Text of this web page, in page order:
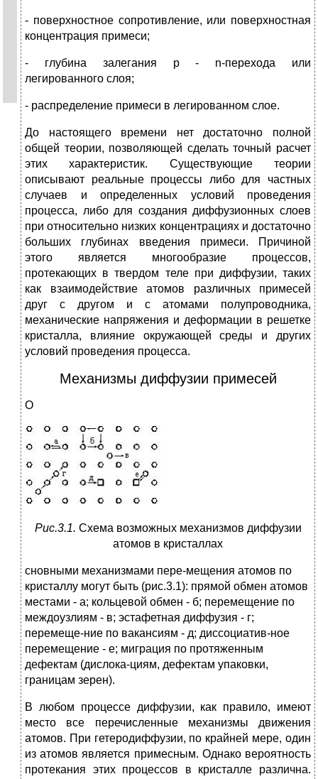
- поверхностное сопротивление, или поверхностная
концентрация примеси;
- глубина залегания p - n-перехода или
легированного слоя;
- распределение примеси в легированном слое.
До настоящего времени нет достаточно полной
общей теории, позволяющей сделать точный расчет
этих характеристик. Существующие теории
описывают реальные процессы либо для частных
случаев и определенных условий проведения
процесса, либо для создания диффузионных слоев
при относительно низких концентрациях и достаточно
больших глубинах введения примеси. Причиной
этого является многообразие процессов,
протекающих в твердом теле при диффузии, таких
как взаимодействие атомов различных примесей
друг с другом и с атомами полупроводника,
механические напряжения и деформации в решетке
кристалла, влияние окружающей среды и других
условий проведения процесса.
Механизмы диффузии примесей
О
Рис.3.1. Схема возможных механизмов диффузии
атомов в кристаллах
сновными механизмами пере-мещения атомов по
кристаллу могут быть (рис.3.1): прямой обмен атомов
местами - а; кольцевой обмен - б; перемещение по
междоузлиям - в; эстафетная диффузия - г;
перемеще-ние по вакансиям - д; диссоциатив-ное
перемещение - е; миграция по протяженным
дефектам (дислока-циям, дефектам упаковки,
границам зерен).
В любом процессе диффузии, как правило, имеют
место все перечисленные механизмы движения
атомов. При гетеродиффузии, по крайней мере, один
из атомов является примесным. Однако вероятность
протекания этих процессов в кристалле различна.